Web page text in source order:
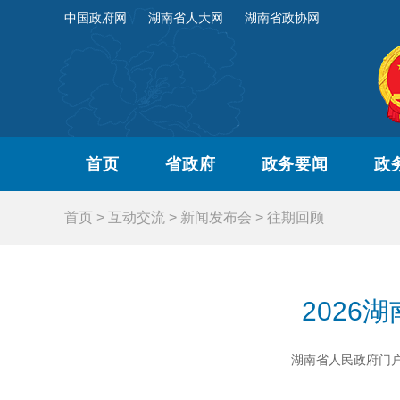
中国政府网 湖南省人大网 湖南省政协网
首页 省政府 政务要闻 政
首页 > 互动交流 > 新闻发布会 > 往期回顾
2026湖
湖南省人民政府门